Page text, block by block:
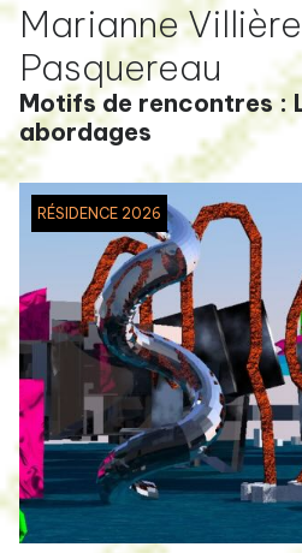
Marianne
Pasquereau
Motifs de rencontres :
abordages
RÉSIDENCE 2026